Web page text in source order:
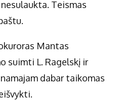
Teismas
Mantas
suimti L. Ragelskį ir
dabar taikomas